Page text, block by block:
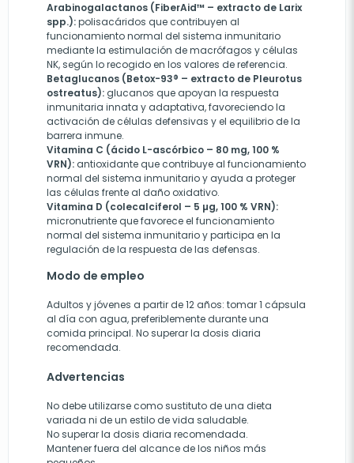
Arabinogalactanos (FiberAid™ – extracto de Larix
spp.):polisacáridos que contribuyen al
funcionamiento normal del sistema inmunitario
mediante la estimulación de macrófagos y células
NK, según lo recogido en los valores de referencia.
Betaglucanos (Betox-93® – extracto de Pleurotus
ostreatus): glucanos que apoyan la respuesta
inmunitaria innata y adaptativa, favoreciendo la
activación de células defensivas y el equilibrio de la
barrera inmune.
Vitamina C (ácido L-ascórbico – 80 mg, 100 %
VRN): antioxidante que contribuye al funcionamiento
normal del sistema inmunitario y ayuda a proteger
las células frente al daño oxidativo.
Vitamina D (colecalciferol – 5 µg, 100 % VRN):
micronutriente que favorece el funcionamiento
normal del sistema inmunitario y participa en la
regulación de la respuesta de las defensas.
Modo de empleo
Adultos y jóvenes a partir de 12 años: tomar 1 cápsula
al día con agua, preferiblemente durante una
comida principal. No superar la dosis diaria
recomendada.
Advertencias
No debe utilizarse como sustituto de una dieta
variada ni de un estilo de vida saludable.
No superar la dosis diaria recomendada.
Mantener fuera del alcance de los niños más